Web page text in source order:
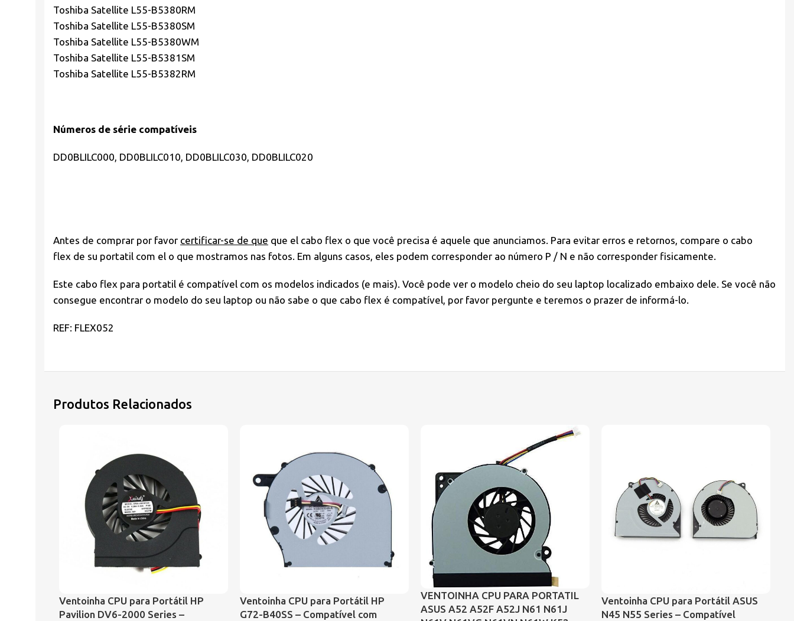
Toshiba Satellite L55-B5380RM
Toshiba Satellite L55-B5380SM
Toshiba Satellite L55-B5380WM
Toshiba Satellite L55-B5381SM
Toshiba Satellite L55-B5382RM
Números de série compatíveis
DD0BLILC000, DD0BLILC010, DD0BLILC030, DD0BLILC020
Antes de comprar por favor certificar-se de que que el cabo flex o que você precisa é aquele que anunciamos. Para evitar erros e retornos, compare o cabo
flex de su portatil com el o que mostramos nas fotos. Em alguns casos, eles podem corresponder ao número P / N e não corresponder fisicamente.
Este cabo flex para portatil é compatível com os modelos indicados (e mais). Você pode ver o modelo cheio do seu laptop localizado embaixo dele. Se você não
consegue encontrar o modelo do seu laptop ou não sabe o que cabo flex é compatível, por favor pergunte e teremos o prazer de informá-lo.
REF: FLEX052
Produtos Relacionados
Ventoinha CPU para Portátil HP
Pavilion DV6-2000 Series –
Ventoinha CPU para Portátil HP
G72-B40SS – Compatível com
VENTOINHA CPU PARA PORTATIL
ASUS A52 A52F A52J N61 N61J
Ventoinha CPU para Portátil ASUS
N45 N55 Series – Compatível